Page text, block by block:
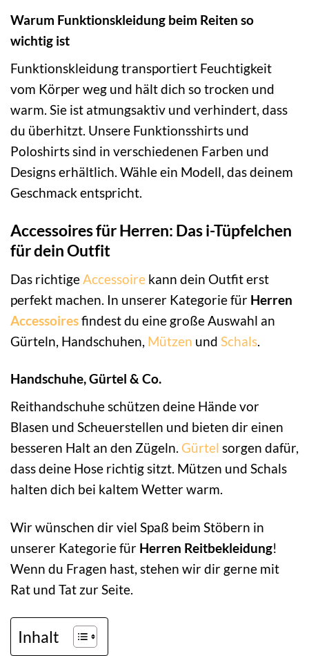
Warum Funktionskleidung beim Reiten so
wichtig ist
Funktionskleidung transportiert Feuchtigkeit
vom Körper weg und hält dich so trocken und
warm. Sie ist atmungsaktiv und verhindert, dass
du überhitzt. Unsere Funktionsshirts und
Poloshirts sind in verschiedenen Farben und
Designs erhältlich. Wähle ein Modell, das deinem
Geschmack entspricht.
Accessoires für Herren: Das i-Tüpfelchen
für dein Outfit
Das richtige Accessoire kann dein Outfit erst
perfekt machen. In unserer Kategorie für Herren
Accessoiresfindest du eine große Auswahl an
Gürteln, Handschuhen, Mützen und Schals
Handschuhe, Gürtel & Co.
Reithandschuhe schützen deine Hände vor
Blasen und Scheuerstellen und bieten dir einen
besseren Halt an den Zügeln. Gürtel sorgen dafür,
dass deine Hose richtig sitzt. Mützen und Schals
halten dich bei kaltem Wetter warm.
Wir wünschen dir viel Spaß beim Stöbern in
unserer Kategorie für Herren Reitbekleidung!
Wenn du Fragen hast, stehen wir dir gerne mit
Rat und Tat zur Seite.
Inhalt